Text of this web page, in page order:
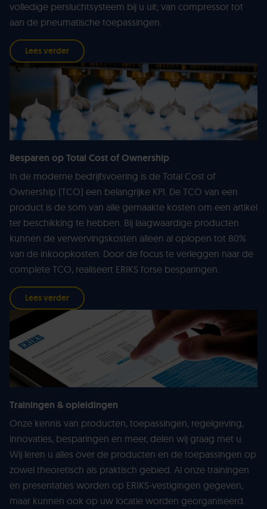
volledige persluchtsysteem bij u uit; van compressor tot
aan de pneumatische toepassingen.
Lees verder
Besparen op Total Cost of Ownership
In de moderne bedrijfsvoering is de Total Cost of
Ownership (TCO) een belangrijke KPI. De TCO van een
product is de som van alle gemaakte kosten om een artikel
ter beschikking te hebben. Bij laagwaardige producten
kunnen de verwervingskosten alleen al oplopen tot 80%
van de inkoopkosten. Door de focus te verleggen naar de
complete TCO, realiseert ERIKS forse besparingen.
Lees verder
Trainingen & opleidingen
Onze kennis van producten, toepassingen, regelgeving,
innovaties, besparingen en meer, delen wij graag met u.
Wij leren u alles over de producten en de toepassingen op
zowel theoretisch als praktisch gebied. Al onze trainingen
en presentaties worden op ERIKS-vestigingen gegeven,
maar kunnen ook op uw locatie worden georganiseerd.